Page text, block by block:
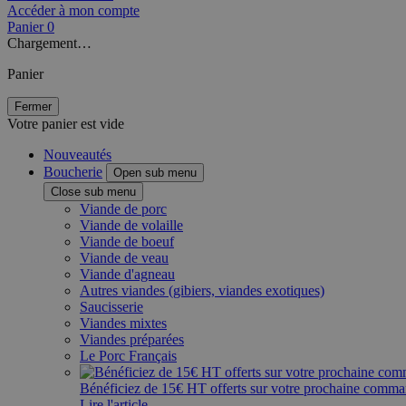
Accéder à mon compte
Panier 0
Chargement…
Panier
Fermer
Votre panier est vide
Nouveautés
Boucherie
Open sub menu
Close sub menu
Viande de porc
Viande de volaille
Viande de boeuf
Viande de veau
Viande d'agneau
Autres viandes (gibiers, viandes exotiques)
Saucisserie
Viandes mixtes
Viandes préparées
Le Porc Français
Bénéficiez de 15€ HT offerts sur votre prochaine